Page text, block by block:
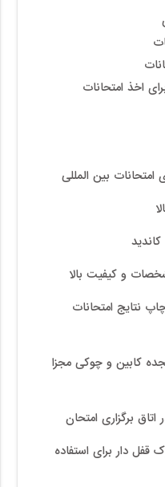
اخذ امتحانات
چاپ نتایج امتحانات
کابین و چوکی مجزا
مخصوص دارای 24 روک قفل دار برای استفاده